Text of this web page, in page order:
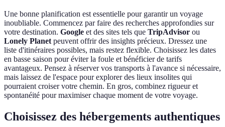
Une bonne planification est essentielle pour garantir un voyage
inoubliable. Commencez par faire des recherches approfondies sur
votre destination. Google et des sites tels que TripAdvisor ou
Lonely Planet peuvent offrir des insights précieux. Dressez une
liste d'itinéraires possibles, mais restez flexible. Choisissez les dates
en basse saison pour éviter la foule et bénéficier de tarifs
avantageux. Pensez à réserver vos transports à l'avance si nécessaire,
mais laissez de l'espace pour explorer des lieux insolites qui
pourraient croiser votre chemin. En gros, combinez rigueur et
spontanéité pour maximiser chaque moment de votre voyage.
Choisissez des hébergements authentiques